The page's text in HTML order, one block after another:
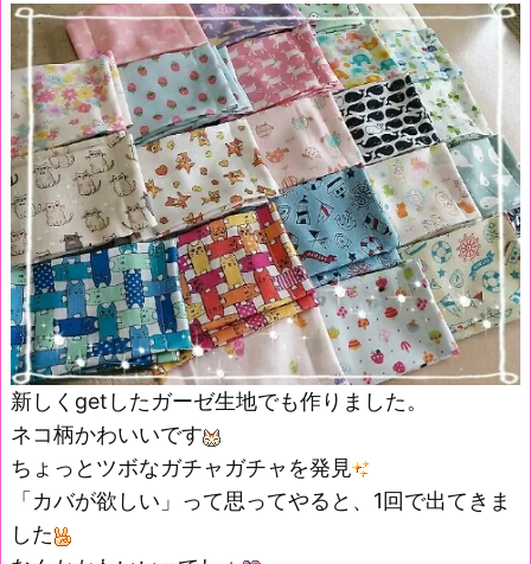
新しくgetしたガーゼ生地でも作りました。
ネコ柄かわいいです
ちょっとツボなガチャガチャを発見
「カバが欲しい」って思ってやると、1回で出てきま
した